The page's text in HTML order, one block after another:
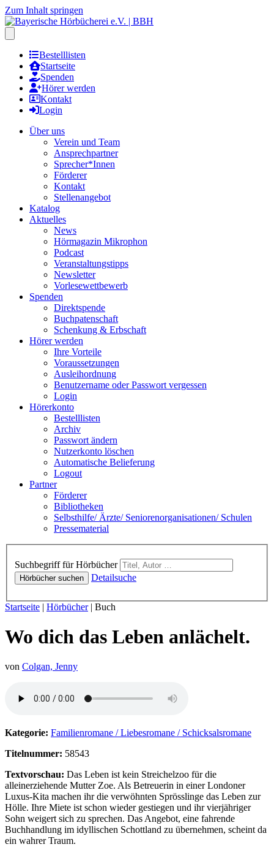
Zum Inhalt springen
Bestelllisten
Startseite
Spenden
Hörer werden
Kontakt
Login
Über uns
Verein und Team
Ansprechpartner
Sprecher*Innen
Förderer
Kontakt
Stellenangebot
Katalog
Aktuelles
News
Hörmagazin Mikrophon
Podcast
Veranstaltungstipps
Newsletter
Vorlesewettbewerb
Spenden
Direktspende
Buchpatenschaft
Schenkung & Erbschaft
Hörer werden
Ihre Vorteile
Voraussetzungen
Ausleihordnung
Benutzername oder Passwort vergessen
Login
Hörerkonto
Bestelllisten
Archiv
Passwort ändern
Nutzerkonto löschen
Automatische Belieferung
Logout
Partner
Förderer
Bibliotheken
Selbsthilfe/ Ärzte/ Seniorenorganisationen/ Schulen
Pressematerial
Suchbegriff für Hörbücher
Hörbücher suchen Detailsuche
Sie sind hier:
Startseite | Hörbücher| Buch
Wo dich das Leben anlächelt.
von Colgan, Jenny
Kategorie: Familienromane / Liebesromane / Schicksalsromane
Titelnummer: 58543
Textvorschau: Das Leben ist kein Streichelzoo für die
alleinerziehende Mutter Zoe. Als Betreuerin in einer Londoner
Luxus-Kita machen ihr die verwöhnten Sprösslinge das Leben zur
Hölle. Ihre Miete ist schon wieder gestiegen und ihr vierjähriger
Sohn weigert sich zu sprechen. Das Angebot, eine fahrende
Buchhandlung im idyllischen Schottland zu übernehmen, scheint da
ein wahrer Traum.